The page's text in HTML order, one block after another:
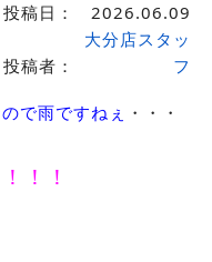
投稿日： 2026.06.09
投稿者：
大分店スタッ
フ
で雨ですねぇ ・・・
！！